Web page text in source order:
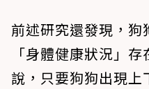
前述研究還發現，
「身體健康狀況」
說，只要狗狗出現